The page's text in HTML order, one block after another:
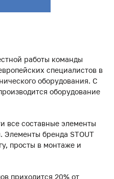
работы команды
специалистов в
оборудования. С
оборудование
все составные элементы
Элементы бренда STOUT
просты в монтаже и
приходится 20% от